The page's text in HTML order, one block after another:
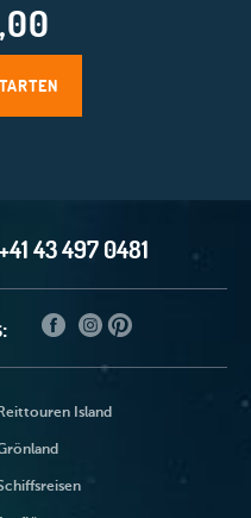
+41 43 497 0481
Reittouren Island